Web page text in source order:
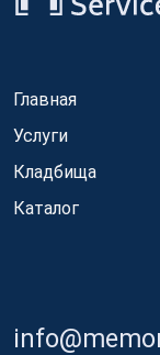
Главная
Услуги
Кладбища
Каталог